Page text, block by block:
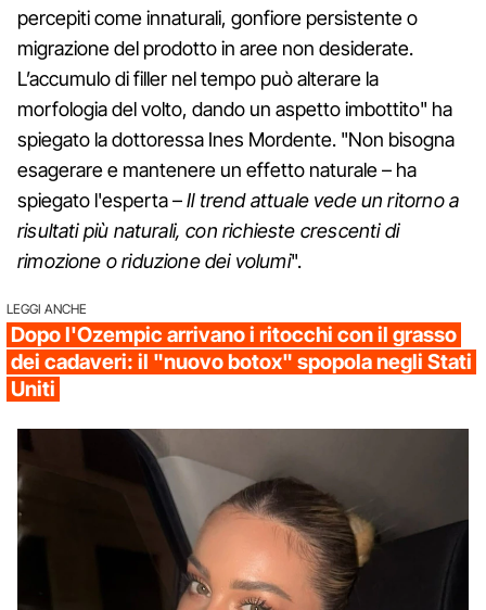
percepiti come innaturali, gonfiore persistente o
migrazione del prodotto in aree non desiderate.
L’accumulo di filler nel tempo può alterare la
morfologia del volto, dando un aspetto imbottito" ha
spiegato la dottoressa Ines Mordente. "Non bisogna
esagerare e mantenere un effetto naturale – ha
spiegato l'esperta –Il trend attuale vede un ritorno a
risultati più naturali, con richieste crescenti di
rimozione o riduzione dei volumi".
LEGGI ANCHE
Dopo l'Ozempic arrivano i ritocchi con il grasso
dei cadaveri: il "nuovo botox" spopola negli Stati
Uniti